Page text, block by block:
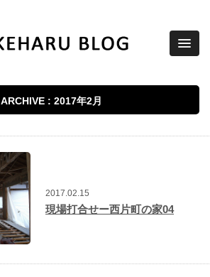
ARCHIVE : 2017年2月
2017.02.15
現場打合せー西片町の家04